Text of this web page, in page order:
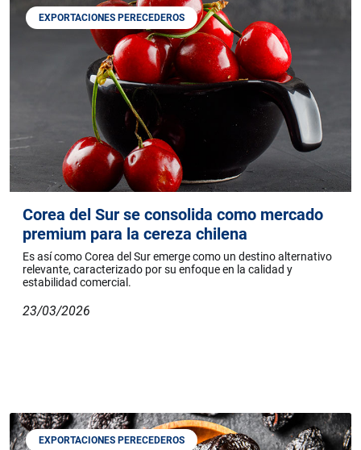
EXPORTACIONES PERECEDEROS
Corea del Sur se consolida como mercado
premium para la cereza chilena
Es así como Corea del Sur emerge como un destino alternativo
relevante, caracterizado por su enfoque en la calidad y
estabilidad comercial.
23/03/2026
EXPORTACIONES PERECEDEROS